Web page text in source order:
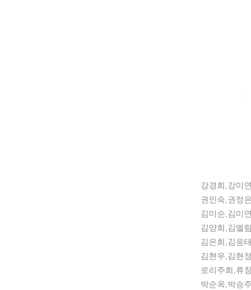
강경희,강미
권인숙,권정
김미순,김미
김양희,김엘
김은희,김응
김현우,김현
로리주희,류
박순옥,박승